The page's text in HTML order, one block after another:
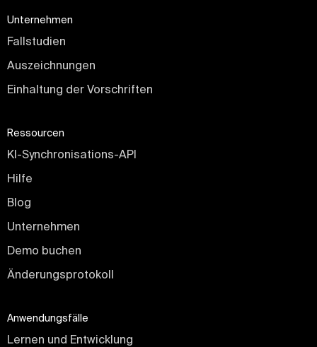
Unternehmen
Fallstudien
Auszeichnungen
Einhaltung der Vorschriften
Ressourcen
KI-Synchronisations-API
Hilfe
Blog
Unternehmen
Demo buchen
Änderungsprotokoll
Anwendungsfälle
Lernen und Entwicklung